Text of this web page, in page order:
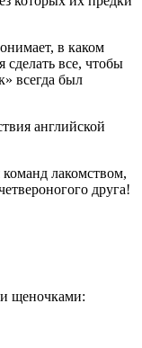
в каком
сделать все, чтобы
всегда был
английской
лакомством,
друга!
щеночками: